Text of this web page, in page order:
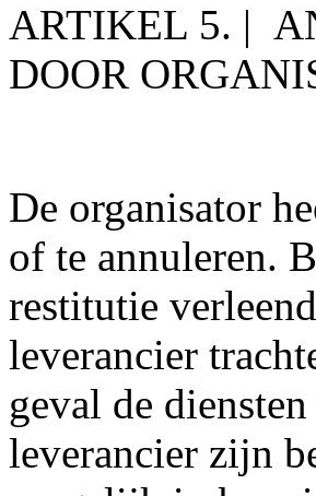
ARTIKEL 5. |
DOOR
De organisator
of te annuleren.
restitutie
leverancier
geval de
leverancier zijn